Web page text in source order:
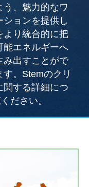
、魅力的なワ
ョンを提供し
より統合的に把
能エネルギーへ
み出すことがで
。Stemのクリ
関する詳細につ
ださい。